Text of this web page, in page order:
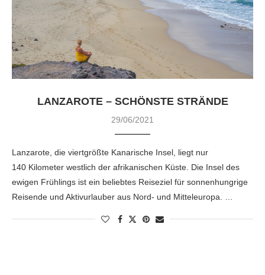
LANZAROTE – SCHÖNSTE STRÄNDE
29/06/2021
Lanzarote, die viertgrößte Kanarische Insel, liegt nur
140 Kilometer westlich der afrikanischen Küste. Die Insel des
ewigen Frühlings ist ein beliebtes Reiseziel für sonnenhungrige
Reisende und Aktivurlauber aus Nord- und Mitteleuropa. …